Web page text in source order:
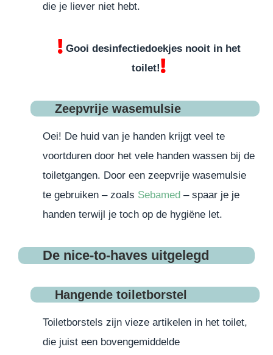
die je liever niet hebt.
Gooi desinfectiedoekjes nooit in het
toilet!
Zeepvrije wasemulsie
Oei! De huid van je handen krijgt veel te
voortduren door het vele handen wassen bij de
toiletgangen. Door een zeepvrije wasemulsie
te gebruiken – zoals Sebamed – spaar je je
handen terwijl je toch op de hygiëne let.
De nice-to-haves uitgelegd
Hangende toiletborstel
Toiletborstels zijn vieze artikelen in het toilet,
die juist een bovengemiddelde